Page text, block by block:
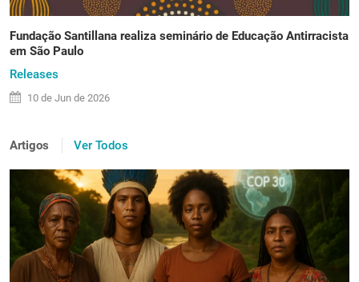
Fundação Santillana realiza seminário de Educação Antirracista
em São Paulo
Releases
10 de Jun de 2026
Artigos Ver Todos